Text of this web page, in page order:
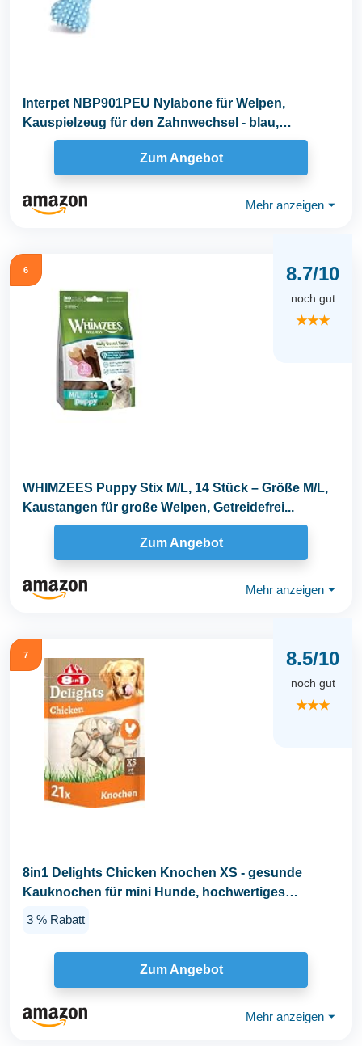
Interpet NBP901PEU Nylabone für Welpen,
Kauspielzeug für den Zahnwechsel - blau,
Hühnergeschmack...
Zum Angebot
Mehr anzeigen ⏷
6 8.7/10
noch gut
★★★
WHIMZEES Puppy Stix M/L, 14 Stück – Größe M/L,
Kaustangen für große Welpen, Getreidefrei...
Zum Angebot
Mehr anzeigen ⏷
7 8.5/10
noch gut
★★★
8in1 Delights Chicken Knochen XS - gesunde
Kauknochen für mini Hunde, hochwertiges
3 % Rabatt
Zum Angebot
Mehr anzeigen ⏷